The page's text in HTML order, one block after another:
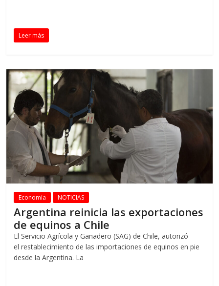
Leer más
Economía NOTICIAS
Argentina reinicia las exportaciones
de equinos a Chile
El Servicio Agrícola y Ganadero (SAG) de Chile, autorizó
el restablecimiento de las importaciones de equinos en pie
desde la Argentina. La